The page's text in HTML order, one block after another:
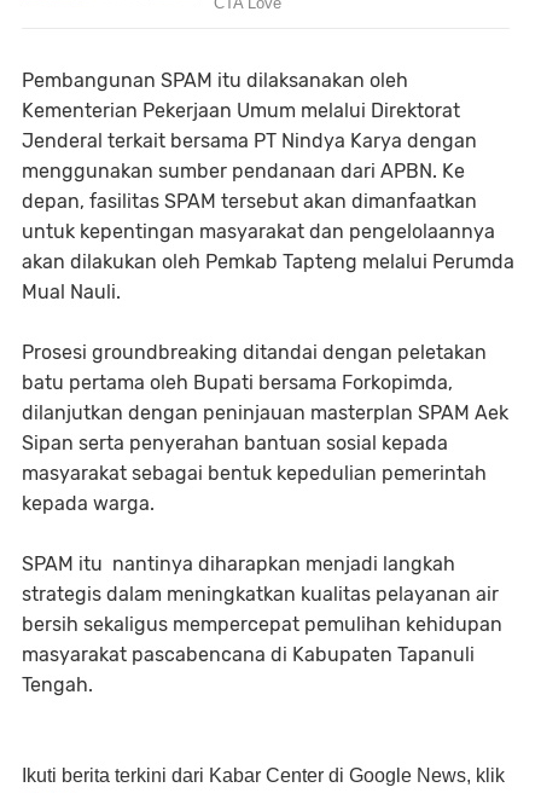
Pembangunan SPAM itu dilaksanakan oleh
Kementerian Pekerjaan Umum melalui Direktorat
Jenderal terkait bersama PT Nindya Karya dengan
menggunakan sumber pendanaan dari APBN. Ke
depan, fasilitas SPAM tersebut akan dimanfaatkan
untuk kepentingan masyarakat dan pengelolaannya
akan dilakukan oleh Pemkab Tapteng melalui Perumda
Mual Nauli.
Prosesi groundbreaking ditandai dengan peletakan
batu pertama oleh Bupati bersama Forkopimda,
dilanjutkan dengan peninjauan masterplan SPAM Aek
Sipan serta penyerahan bantuan sosial kepada
masyarakat sebagai bentuk kepedulian pemerintah
kepada warga.
SPAM itu nantinya diharapkan menjadi langkah
strategis dalam meningkatkan kualitas pelayanan air
bersih sekaligus mempercepat pemulihan kehidupan
masyarakat pascabencana di Kabupaten Tapanuli
Tengah.
Ikuti berita terkini dari Kabar Center di Google News, klik